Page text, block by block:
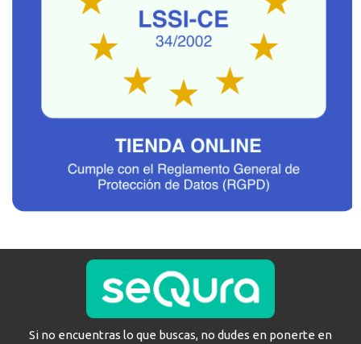
Si no encuentras lo que buscas, no dudes en ponerte en